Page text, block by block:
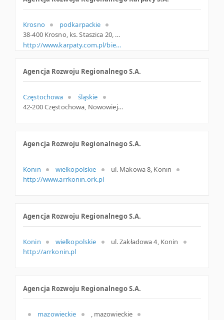
Krosno
podkarpackie
38-400 Krosno, ks. Staszica 20, podkarpackie
http://www.karpaty.com.pl/bieszczady
Agencja Rozwoju Regionalnego S.A.
Częstochowa
śląskie
42-200 Częstochowa, Nowowiejskiego 26, śląskie
Agencja Rozwoju Regionalnego S.A.
Konin wielkopolskie
ul. Makowa 8, Konin
http://www.arrkonin.ork.pl
Agencja Rozwoju Regionalnego S.A.
Konin wielkopolskie
ul. Zakładowa 4, Konin
http://arrkonin.pl
Agencja Rozwoju Regionalnego S.A.
mazowieckie , mazowieckie